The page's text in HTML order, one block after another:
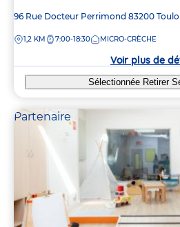
Adresse
la
96 Rue Docteur Perrimond 83200
DISTANCE
1,2 KM 7:00-18:30 MICRO-CRÈCHE
Voir plus de
Sélectionnée Retirer
Partenaire